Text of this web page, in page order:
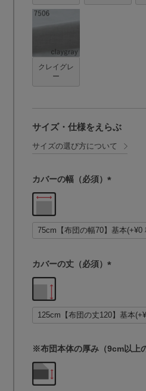
クレイグレ
ー
サイズ・仕様をえらぶ
サイズの選び方について
カバーの幅（必須）
須
)
カバーの丈（必須）
須
)
※布団本体の厚み（9cm以上